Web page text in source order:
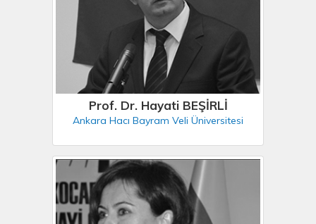
Prof. Dr. Hayati BEŞİRLİ
Ankara Hacı Bayram Veli Üniversitesi